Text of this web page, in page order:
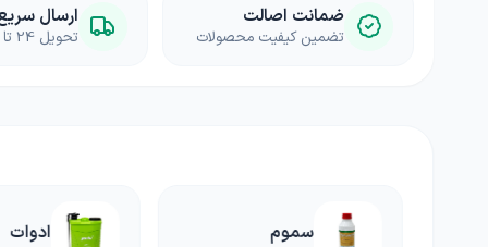
ضمانت اصالت
تضمین کیفیت محصولات
ارسال
تحویل 24 تا 72 ساعته
ادوات بیولوژیک